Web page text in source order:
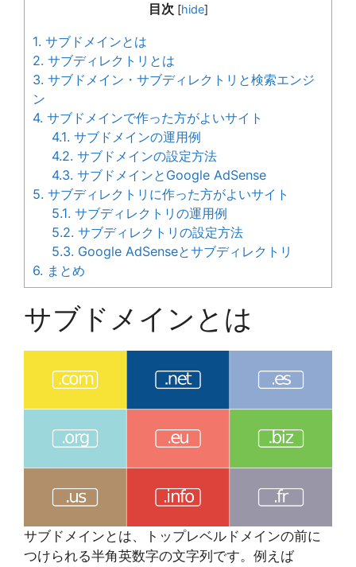
目次 [hide]
1. サブドメインとは
2. サブディレクトリとは
3. サブドメイン・サブディレクトリと検索エンジ
ン
4. サブドメインで作った方がよいサイト
4.1. サブドメインの運用例
4.2. サブドメインの設定方法
4.3. サブドメインとGoogle AdSense
5. サブディレクトリに作った方がよいサイト
5.1. サブディレクトリの運用例
5.2. サブディレクトリの設定方法
5.3. Google AdSenseとサブディレクトリ
6. まとめ
サブドメインとは
サブドメインとは、トップレベルドメインの前に
つけられる半角英数字の文字列です。例えば